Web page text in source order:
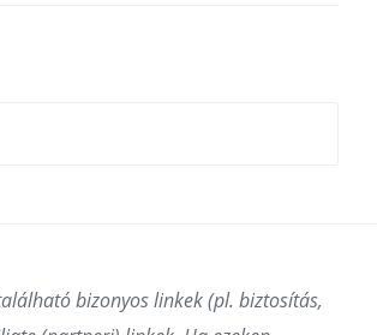
bizonyos linkek (pl. biztosítás,